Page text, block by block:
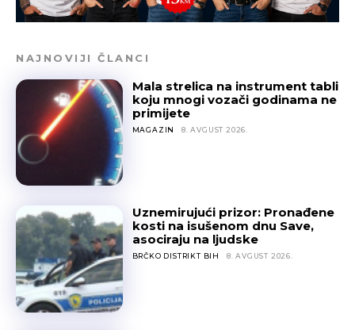
NAJNOVIJI ČLANCI
Mala strelica na instrument tabli
koju mnogi vozači godinama ne
primijete
MAGAZIN 8. AVGUST 2026.
Uznemirujući prizor: Pronađene
kosti na isušenom dnu Save,
asociraju na ljudske
BRČKO DISTRIKT BIH 8. AVGUST 2026.